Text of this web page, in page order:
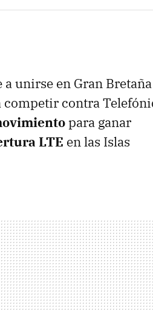
unirse en Gran Bretaña
contra
para ganar
LTE en las Islas